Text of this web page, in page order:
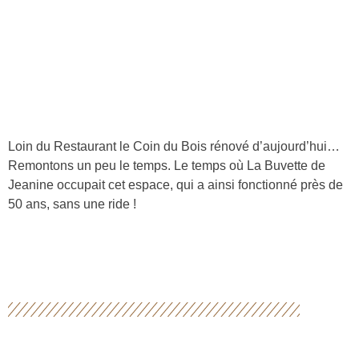
Loin du Restaurant le Coin du Bois rénové d’aujourd’hui…
Remontons un peu le temps. Le temps où La Buvette de
Jeanine occupait cet espace, qui a ainsi fonctionné près de
50 ans, sans une ride !